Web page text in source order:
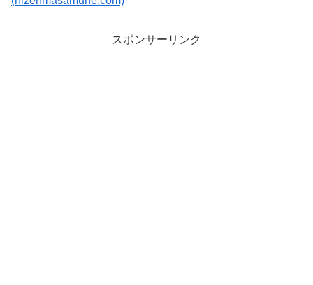
スポンサーリンク